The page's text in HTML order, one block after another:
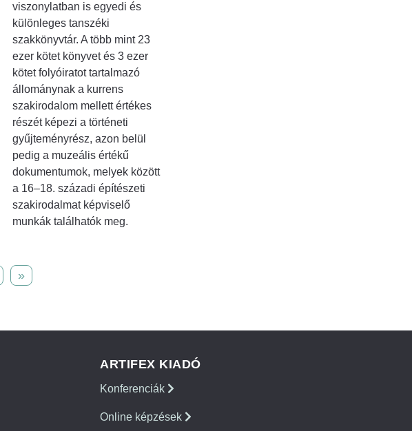
viszonylatban is egyedi és
különleges tanszéki
szakkönyvtár. A több mint 23
ezer kötet könyvet és 3 ezer
kötet folyóiratot tartalmazó
állománynak a kurrens
szakirodalom mellett értékes
részét képezi a történeti
gyűjteményrész, azon belül
pedig a muzeális értékű
dokumentumok, melyek között
a 16–18. századi építészeti
szakirodalmat képviselő
munkák találhatók meg.
»
ARTIFEX KIADÓ
Konferenciák
Online képzések